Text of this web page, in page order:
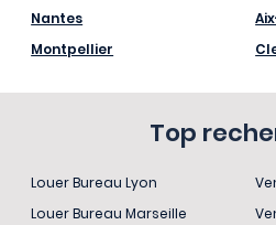
Nantes
Montpellier
Top
Louer Bureau Lyon
Louer Bureau Marseille